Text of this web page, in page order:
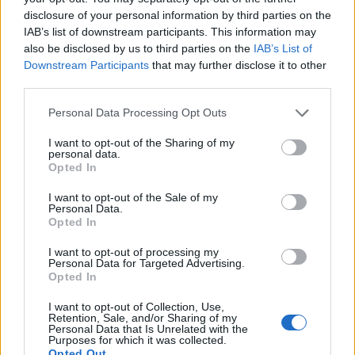
disclosure of your personal information by third parties on the
IAB’s list of downstream participants. This information may
also be disclosed by us to third parties on the IAB’s List of
Downstream Participants that may further disclose it to other
Personal Data Processing Opt Outs
I want to opt-out of the Sharing of my
personal data.
Opted In
I want to opt-out of the Sale of my
Personal Data.
Opted In
I want to opt-out of processing my
Personal Data for Targeted Advertising.
Opted In
I want to opt-out of Collection, Use,
Retention, Sale, and/or Sharing of my
Personal Data that Is Unrelated with the
Purposes for which it was collected.
Κατάμεστη η αίθουσα στην
προβολή της ταινίας «Διωγμένοι
για την ειρήνη – Όταν οι Έλληνες
και οι Τούρκοι χωρίστηκαν»,
παρουσία του σκηνοθέτη Osman
ΔΡΑΣΕΙΣ
Με το ποδήλατο από το Βέλγιο
μέχρι τη Μυτιλήνη
Ο 44χρονος Steven Fack διασχίζει
την Ευρώπη σε μια προσωπική
δοκιμασία αντοχής με τελικό
προορισμό την ιδιαίτερη πατρίδα
της συντρόφου του
ΡΕΠΟΡΤΑΖ ΕΚΠΑΙΔΕΥΣΗ
Η επόμενη μέρα στα σχολεία της
των σχολικών επιτροπών
Πάγιες προκαταβολές στους
διευθυντές και σειρά εργολαβιών